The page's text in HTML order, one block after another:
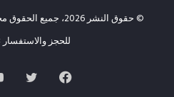
© حقوق النشر 2026، جميع الحقوق محفوظة |
للحجز والاستفسار 778888788
فيسبوك تويتر